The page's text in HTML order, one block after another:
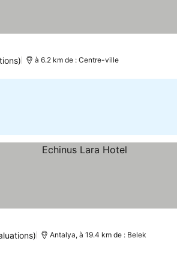
à 6.2 km de : Centre-ville
Antalya, à 19.4 km de : Belek